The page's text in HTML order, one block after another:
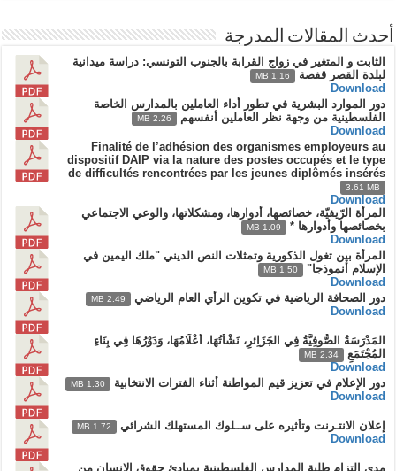
أحدث المقالات المدرجة
الثابت و المتغير في زواج القرابة بالجنوب التونسي: دراسة ميدانية
لبلدة القصر قفصة
1.16 MB
Download
دور الموارد البشرية في تطور أداء العاملين بالمدارس الخاصة
الفلسطينية من وجهة نظر العاملين أنفسهم
2.26 MB
Download
Finalité de l’adhésion des organismes employeurs au
dispositif DAIP via la nature des postes occupés et le type
de difficultés rencontrées par les jeunes diplômés insérés
3.61 MB
Download
المرأة الرّيفيّة، خصائصها، أدوارها، ومشكلاتها، والوعي الاجتماعي
بخصائصها وأدوارها *
1.09 MB
Download
المرأة بين تغول الذكورية وتمثلات النص الديني "ملك اليمين في
الإسلام أنموذجا"
1.50 MB
Download
دور الصحافة الرياضية في تكوين الرأي العام الرياضي
2.49 MB
Download
المَدْرَسَةُ الصُّوفِيَّةُ فِي الجَزَاِئرِ، نَشْأَتُهَا، أَعْلَامُهَا، وَدَوْرُهَا فِي بِنَاءِ
المُجْتَمَعِ 2.34 MB
Download
دور الإعلام في تعزيز قيم المواطنة أثناء الفترات الانتخابية
1.30 MB
Download
إعلان الانتـرنت وتأثيره على ســلوك المستهلك الشرائي 1.72 MB
Download
مدى التزام طلبة المدارس الفلسطينية بمبادئ حقوق الإنسان من